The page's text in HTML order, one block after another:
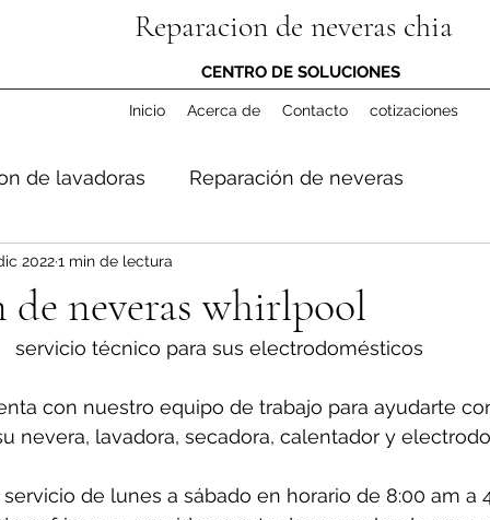
Reparacion de neveras chia
CENTRO DE SOLUCIONES
Inicio Acerca de Contacto cotizaciones
de lavadoras Reparación de neveras
de neveras whirlpool
2022 1 min de lectura
servicio técnico para sus electrodomésticos
con nuestro equipo de trabajo para ayudarte
nevera, lavadora, secadora, calentador y
de lunes a sábado en horario de 8:00 am a